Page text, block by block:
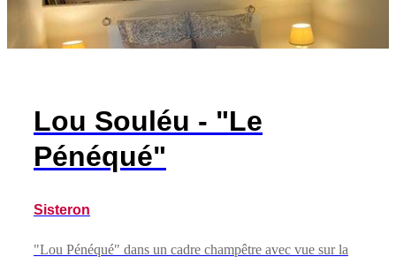
Lou Souléu - "Le
Pénéqué"
Sisteron
"Lou Pénéqué" dans un cadre champêtre avec vue sur la